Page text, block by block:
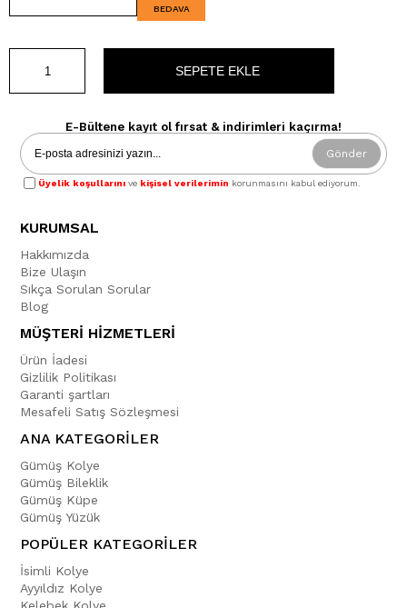
BEDAVA
E-Bültene kayıt ol fırsat & indirimleri kaçırma!
Gönder
Üyelik koşullarını ve kişisel verilerimin korunmasını kabul ediyorum.
KURUMSAL
Hakkımızda
Bize Ulaşın
Sıkça Sorulan Sorular
Blog
MÜŞTERİ HİZMETLERİ
Ürün İadesi
Gizlilik Politikası
Garanti şartları
Mesafeli Satış Sözleşmesi
ANA KATEGORİLER
Gümüş Kolye
Gümüş Bileklik
Gümüş Küpe
Gümüş Yüzük
POPÜLER KATEGORİLER
İsimli Kolye
Ayyıldız Kolye